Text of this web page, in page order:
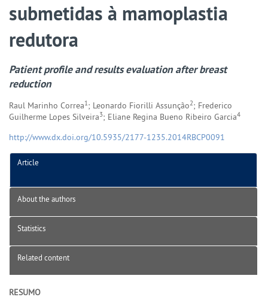
submetidas à mamoplastia
redutora
Patient profile and results evaluation after breast
reduction
Raul Marinho Correa1; Leonardo Fiorilli Assunção2; Frederico
Guilherme Lopes Silveira3; Eliane Regina Bueno Ribeiro Garcia4
http://www.dx.doi.org/10.5935/2177-1235.2014RBCP0091
Article
About the authors
Statistics
Related content
RESUMO